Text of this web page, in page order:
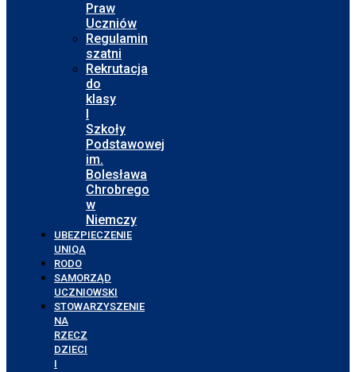
Praw
Uczniów
Regulamin
szatni
Rekrutacja
do
klasy
I
Szkoły
Podstawowej
im.
Bolesława
Chrobrego
w
Niemczy
UBEZPIECZENIE
UNIQA
RODO
SAMORZĄD
UCZNIOWSKI
STOWARZYSZENIE
NA
RZECZ
DZIECI
I